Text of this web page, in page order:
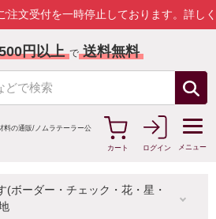
を一時停止しております。 詳しくはこち
円以上 で 送料無料
料の通販/ ノムラテーラー公
カート
ログイン メニュー
(ボーダー・チェック・花・星・